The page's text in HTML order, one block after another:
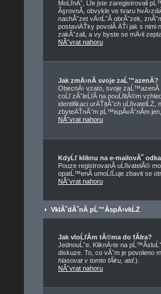
MoĹľnĂˇ, Ĺľe jste zaregistrovali
ĂşrovnĂ­, obvykle ve tvaru
nachĂˇzet vÄ›tĹˇĂ­ obrĂˇzek,
postaviÄŤky povolĂ­ ÄŤi jak s nimi
zakĂˇzali, a vy byste se mÄ›li
NĂˇvrat nahoru
Jak zmÄ›nĂ­ svoje zaĹ™azenĂ­?
ObecnÄ› vzato, svoje zaĹ™azenĂ­
coĹľ zĂˇleĹľĂ­ na pouĹľitĂ©m
identifikaci urÄŤitĂ˝ch uĹľivatelĹŻ,
zbyteÄŤnĂ˝m pĹ™ispĂ­vĂˇnĂ­m
NĂˇvrat nahoru
KdyĹľ kliknu na e-mailovĂ˝
Pouze registrovanĂ­ uĹľivatelĂ©
opatĹ™enĂ­ umoĹľĹuje zbavit se
NĂˇvrat nahoru
VklĂˇdĂˇnĂ­ pĹ™Ă­spÄ›vkĹŻ
Jak vloĹľĂ­m tĂ©ma do fĂłra?
JednouĹˇe. KliknÄ›te na
diskuze. To, co vĂˇm je povoleno
hlasovat v tomto fĂłru, atd.).
NĂˇvrat nahoru